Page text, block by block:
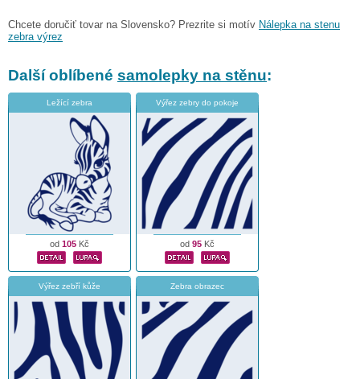
Chcete doručiť tovar na Slovensko? Prezrite si motív Nálepka na stenu
zebra výrez
Další oblíbené samolepky na stěnu:
Ležící zebra
od 105 Kč
Výřez zebry do pokoje
od 95 Kč
Výřez zebří kůže Zebra obrazec